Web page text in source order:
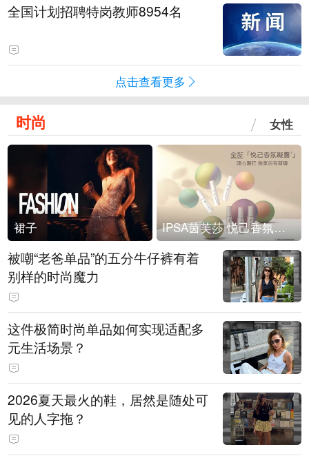
全国计划招聘特岗教师8954名
点击查看更多
时尚 女性
裙子 IPSA茵芙莎 悦己香氛凝露上市
被嘲“老爸单品”的五分牛仔裤有着
别样的时尚魔力
这件极简时尚单品如何实现适配多
元生活场景？
2026夏天最火的鞋，居然是随处可
见的人字拖？